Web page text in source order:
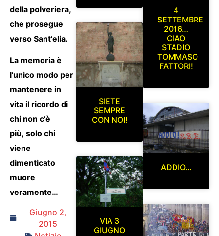
della polveriera,
che prosegue
verso Sant’elia.
La memoria è
l’unico modo per
mantenere in
vita il ricordo di
chi non c’è
più, solo chi
viene
dimenticato
muore
veramente…
Giugno 2,
2015
SIETE
SEMPRE
CON NOI!
VIA 3
GIUGNO
4
SETTEMBRE
2016…
CIAO
STADIO
TOMMASO
FATTORI!
ADDIO…